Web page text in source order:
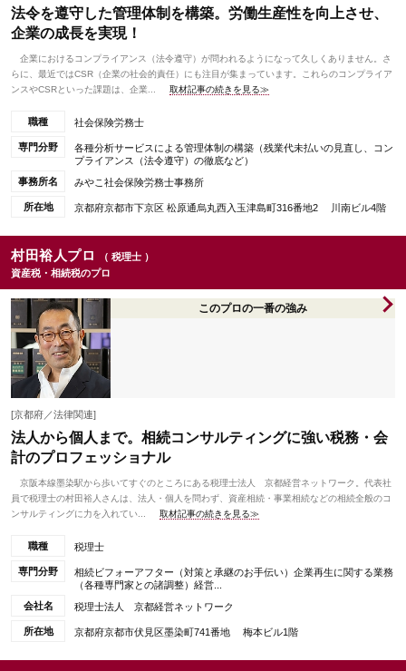
法令を遵守した管理体制を構築。労働生産性を向上させ、
企業の成長を実現！
企業におけるコンプライアンス（法令遵守）が問われるようになって久しくありません。さ
らに、最近ではCSR（企業の社会的責任）にも注目が集まっています。これらのコンプライア
ンスやCSRといった課題は、企業...
取材記事の続きを見る≫
職種 社会保険労務士
専門分野
各種分析サービスによる管理体制の構築（残業代未払いの見直し、コン
プライアンス（法令遵守）の徹底など）
事務所名
みやこ社会保険労務士事務所
所在地 京都府京都市下京区 松原通烏丸西入玉津島町316番地2 川南ビル4階
村田裕人プロ
（ 税理士 ）
資産税・相続税のプロ
このプロの一番の強み
[京都府／法律関連]
法人から個人まで。相続コンサルティングに強い税務・会
計のプロフェッショナル
京阪本線墨染駅から歩いてすぐのところにある税理士法人 京都経営ネットワーク。代表社
員で税理士の村田裕人さんは、法人・個人を問わず、資産相続・事業相続などの相続全般のコ
ンサルティングに力を入れてい...
取材記事の続きを見る≫
職種 税理士
専門分野
相続ビフォーアフター（対策と承継のお手伝い）企業再生に関する業務
（各種専門家との諸調整）経営...
会社名
税理士法人 京都経営ネットワーク
所在地 京都府京都市伏見区墨染町741番地 梅本ビル1階